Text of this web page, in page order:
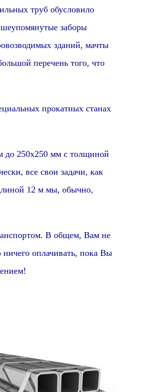
труб обусловило
заборы
зданий, мачты
перечень того, что
прокатных станах
250х250 мм с толщиной
все свои задачи, как
12 м мы, обычно,
В общем, Вам не
оплачивать, пока Вы